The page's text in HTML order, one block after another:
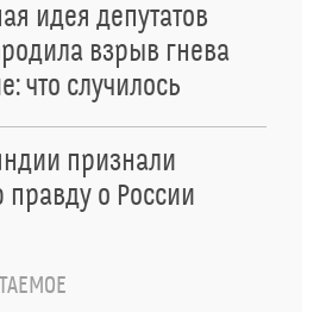
идея депутатов
взрыв гнева
что случилось
признали
правду о России